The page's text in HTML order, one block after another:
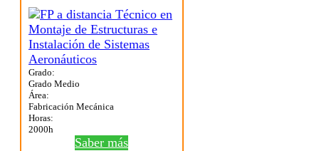
Grado:
Grado Medio
Área:
Fabricación Mecánica
Horas:
2000h
Saber más